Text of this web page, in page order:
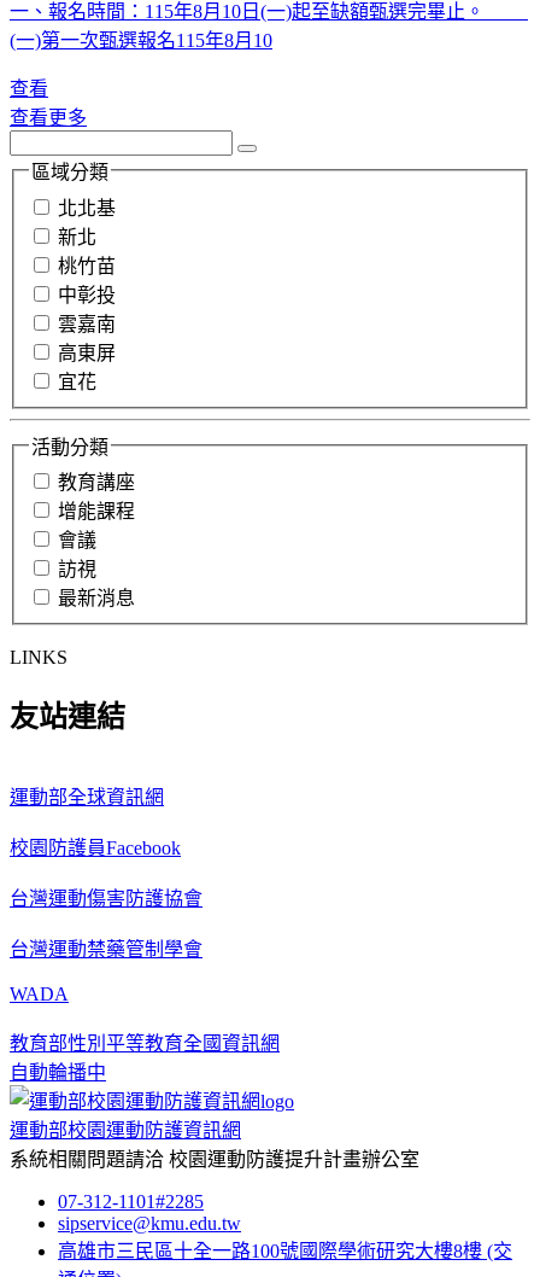
一、報名時間：115年8月10日(一)起至缺額甄選完畢止。
(一)第一次甄選報名115年8月10
查看
查看更多
區域分類
北北基
新北
桃竹苗
中彰投
雲嘉南
高東屏
宜花
活動分類
教育講座
增能課程
會議
訪視
最新消息
LINKS
友站連結
運動部全球資訊網
校園防護員Facebook
台灣運動傷害防護協會
台灣運動禁藥管制學會
WADA
教育部性別平等教育全國資訊網
自動輪播中
運動部校園運動防護資訊網
系統相關問題請洽 校園運動防護提升計畫辦公室
07-312-1101#2285
sipservice@kmu.edu.tw
高雄市三民區十全一路100號國際學術研究大樓8樓 (交